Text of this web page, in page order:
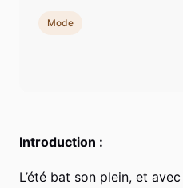
Introduction :
L’été bat son plein, et
Mode